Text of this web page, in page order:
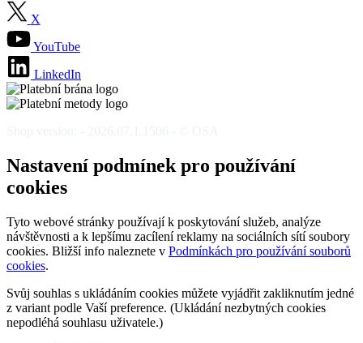
X
YouTube
LinkedIn
Nastavení podmínek pro používání
cookies
Tyto webové stránky používají k poskytování služeb, analýze
návštěvnosti a k lepšímu zacílení reklamy na sociálních sítí soubory
cookies. Bližší info naleznete v Podmínkách pro používání souborů
cookies.
Svůj souhlas s ukládáním cookies můžete vyjádřit zakliknutím jedné
z variant podle Vaší preference. (Ukládání nezbytných cookies
nepodléhá souhlasu uživatele.)